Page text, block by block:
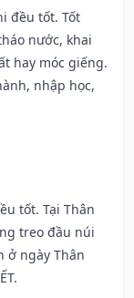
đều tốt. Tốt
nước, khai
hay móc giếng.
nhập học,
tốt. Tại Thân
treo đầu núi
ở ngày Thân